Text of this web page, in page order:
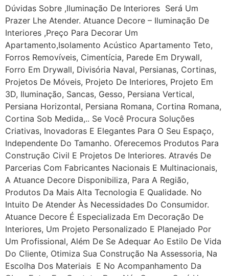
Dúvidas Sobre ,iluminação De Interiores Será Um
Prazer Lhe Atender. Atuance Decore – Iluminação De
Interiores ,Preço Para Decorar Um
Apartamento,Isolamento Acústico Apartamento Teto,
Forros Removíveis, Cimentícia, Parede Em Drywall,
Forro Em Drywall, Divisória Naval, Persianas, Cortinas,
Projetos De Móveis, Projeto De Interiores, Projeto Em
3D, Iluminação, Sancas, Gesso, Persiana Vertical,
Persiana Horizontal, Persiana Romana, Cortina Romana,
Cortina Sob Medida,.. Se Você Procura Soluções
Criativas, Inovadoras E Elegantes Para O Seu Espaço,
Independente Do Tamanho. Oferecemos Produtos Para
Construção Civil E Projetos De Interiores. Através De
Parcerias Com Fabricantes Nacionais E Multinacionais,
A Atuance Decore Disponibiliza, Para A Região,
Produtos Da Mais Alta Tecnologia E Qualidade. No
Intuito De Atender Às Necessidades Do Consumidor.
Atuance Decore É Especializada Em Decoração De
Interiores, Um Projeto Personalizado E Planejado Por
Um Profissional, Além De Se Adequar Ao Estilo De Vida
Do Cliente, Otimiza Sua Construção Na Assessoria, Na
Escolha Dos Materiais E No Acompanhamento Da